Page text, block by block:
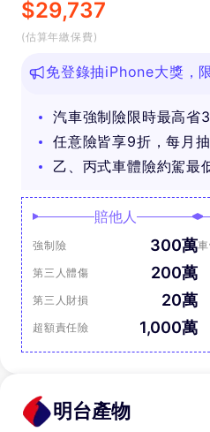
$29,737
(估算年繳保費)
免登錄抽iPhone大獎，
汽車強制險限時最高省
任意險皆享9折，每月
乙、丙式車體險約駕最
賠他人
強制險 300萬
第三人體傷 200萬
第三人財損 20萬
超額責任險 1,000萬
明台產物